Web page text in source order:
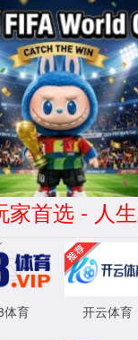
} 法海
科技企业信